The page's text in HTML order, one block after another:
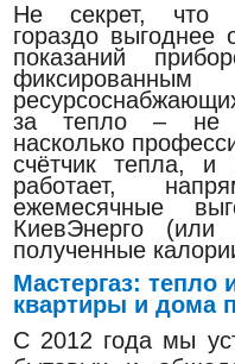
Не секрет, что
гораздо выгоднее
показаний
за тепло – не
насколько
счётчик тепла, и
работает,
ежемесячные
КиевЭнерго (или
полученные
Мастергаз:
квартиры и дома
С 2012 года мы